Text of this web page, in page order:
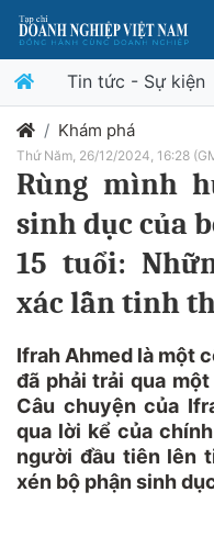
Tin tức - Sự kiện
Khám phá
Thứ Năm, 26/12/2024, 16:28
Rùng mình
sinh dục của
15 tuổi:
xác lẫn tinh
Ifrah Ahmed là một
đã phải trải qua
Câu chuyện của
qua lời kể của
người đầu tiên lên
xén bộ phận sinh